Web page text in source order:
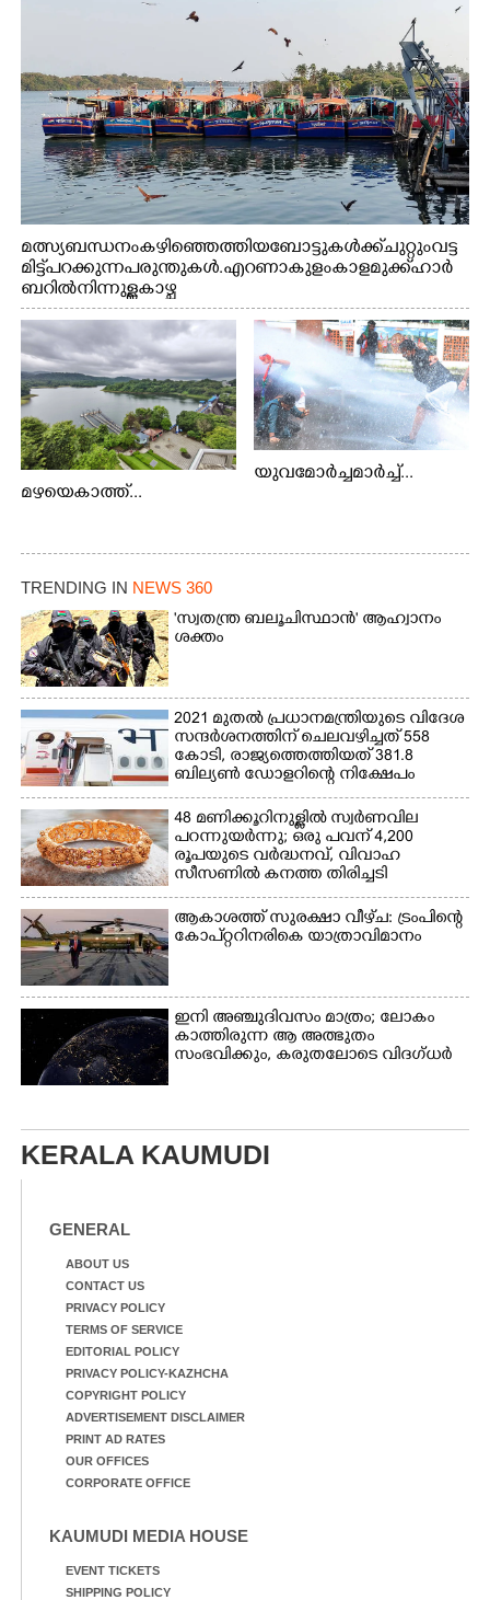
മത്സ്യബന്ധനം കഴിഞ്ഞെത്തിയ ബോട്ടുകൾക്ക് ചുറ്റും വട്ട
മിട്ട് പറക്കുന്ന പരുന്തുകൾ. എറണാകുളം കാളമുക്ക് ഹാർ
ബറിൽ നിന്നുള്ള കാഴ്ച
മഴയെകാത്ത്...
യുവമോർച്ചമാർച്ച്...
TRENDING IN NEWS 360
'സ്വതന്ത്ര ബലൂചിസ്ഥാൻ' ആഹ്വാനം
ശക്തം
2021 മുതൽ പ്രധാനമന്ത്രിയുടെ വിദേശ
സന്ദർശനത്തിന് ചെലവഴിച്ചത് 558
കോടി, രാജ്യത്തെത്തിയത് 381.8
ബില്യൺ ഡോളറിന്റെ നിക്ഷേപം
48 മണിക്കൂറിനുള്ളിൽ സ്വർണവില
പറന്നുയർന്നു; ഒരു പവന് 4,200
രൂപയുടെ വർദ്ധനവ്, വിവാഹ
സീസണിൽ കനത്ത തിരിച്ചടി
ആകാശത്ത് സുരക്ഷാ വീഴ്‌ച: ട്രംപിന്റെ
കോ‌പ്‌റ്ററിനരികെ യാത്രാവിമാനം
ഇനി അഞ്ചുദിവസം മാത്രം; ലോകം
കാത്തിരുന്ന ആ അത്ഭുതം
സംഭവിക്കും, കരുതലോടെ വിദഗ്ധർ
KERALA KAUMUDI
GENERAL
ABOUT US
CONTACT US
PRIVACY POLICY
TERMS OF SERVICE
EDITORIAL POLICY
PRIVACY POLICY-KAZHCHA
COPYRIGHT POLICY
ADVERTISEMENT DISCLAIMER
PRINT AD RATES
OUR OFFICES
CORPORATE OFFICE
KAUMUDI MEDIA HOUSE
EVENT TICKETS
SHIPPING POLICY